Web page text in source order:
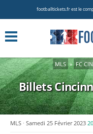
footballtickets.fr est le
MLS » FC
Billets
MLS Samedi 25 Février 2023